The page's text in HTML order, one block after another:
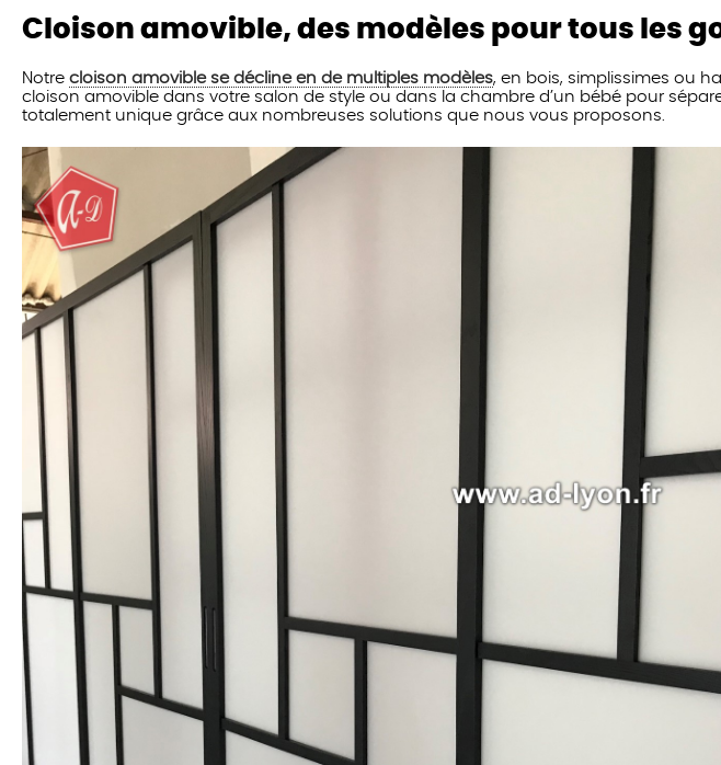
Cloison amovible, des modèles pour tous les
Notre cloison amovible se décline en de multiples modèles, en bois, simplissimes ou
cloison amovible dans votre salon de style ou dans la chambre d’un bébé pour
totalement unique grâce aux nombreuses solutions que nous vous proposons.